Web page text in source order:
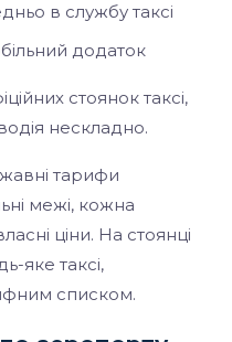
в службу таксі
додаток
стоянок таксі,
нескладно.
тарифи
межі, кожна
ціни. На стоянці
яке таксі,
списком.